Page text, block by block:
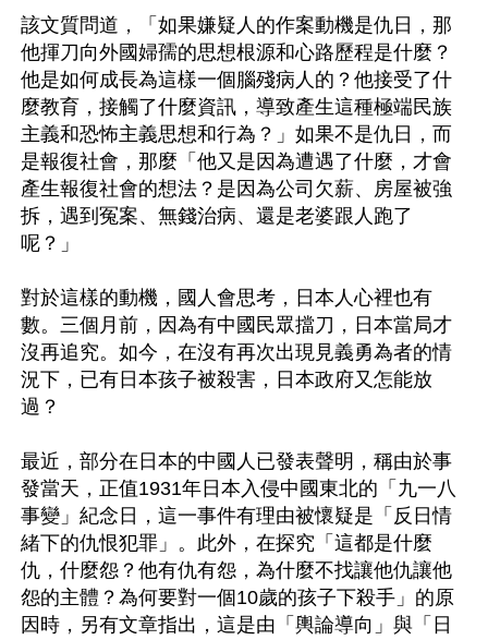
該文質問道，「如果嫌疑人的作案動機是仇日，那
他揮刀向外國婦孺的思想根源和心路歷程是什麼？
他是如何成長為這樣一個腦殘病人的？他接受了什
麼教育，接觸了什麼資訊，導致產生這種極端民族
主義和恐怖主義思想和行為？」如果不是仇日，而
是報復社會，那麼「他又是因為遭遇了什麼，才會
產生報復社會的想法？是因為公司欠薪、房屋被強
拆，遇到冤案、無錢治病、還是老婆跟人跑了
呢？」
對於這樣的動機，國人會思考，日本人心裡也有
數。三個月前，因為有中國民眾擋刀，日本當局才
沒再追究。如今，在沒有再次出現見義勇為者的情
況下，已有日本孩子被殺害，日本政府又怎能放
過？
最近，部分在日本的中國人已發表聲明，稱由於事
發當天，正值1931年日本入侵中國東北的「九一八
事變」紀念日，這一事件有理由被懷疑是「反日情
緒下的仇恨犯罪」。此外，在探究「這都是什麼
仇，什麼怨？他有仇有怨，為什麼不找讓他仇讓他
怨的主體？為何要對一個10歲的孩子下殺手」的原
因時，另有文章指出，這是由「輿論導向」與「日